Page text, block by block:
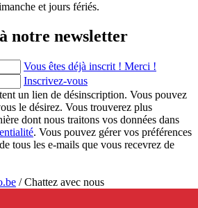
et jours fériés.
notre newsletter
Vous êtes déjà inscrit ! Merci !
Inscrivez-vous
un lien de désinscription. Vous pouvez
le désirez. Vous trouverez plus
dont nous traitons vos données dans
. Vous pouvez gérer vos préférences
tous les e-mails que vous recevrez de
/Chattez avec nous